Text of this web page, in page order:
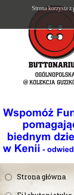
Strona główna
Strona korzysta z